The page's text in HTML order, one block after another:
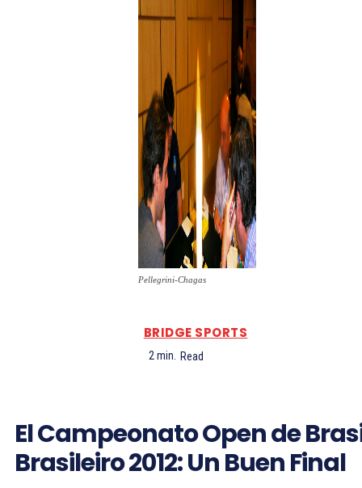
Pellegrini-Chagas
BRIDGE SPORTS
2min. Read
El Campeonato Open de
Brasileiro 2012: Un Buen Final